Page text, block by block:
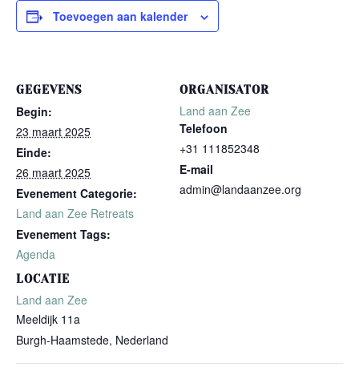
Toevoegen aan kalender
GEGEVENS
Begin:
23 maart 2025
Einde:
26 maart 2025
Evenement Categorie:
Land aan Zee Retreats
Evenement Tags:
Agenda
LOCATIE
Land aan Zee
Meeldijk 11a
Burgh-Haamstede, Nederland
ORGANISATOR
Land aan Zee
Telefoon
+31 111852348
E-mail
admin@landaanzee.org